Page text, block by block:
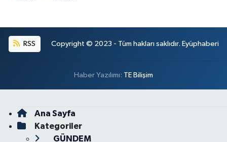
RSS Copyright © 2023 - Tüm hakları saklıdır. Eyüphaberi
Haber Yazılımı: TE Bilişim
Ana Sayfa
Kategoriler
GÜNDEM